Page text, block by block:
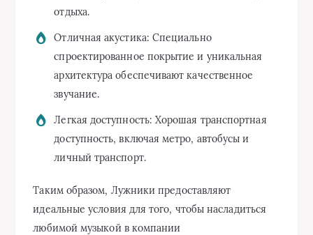
отдыха.
Отличная акустика: Специально
спроектированное покрытие и уникальная
архитектура обеспечивают качественное
звучание.
Легкая доступность: Хорошая транспортная
доступность, включая метро, автобусы и
личный транспорт.
Таким образом, Лужники предоставляют
идеальные условия для того, чтобы насладиться
любимой музыкой в компании